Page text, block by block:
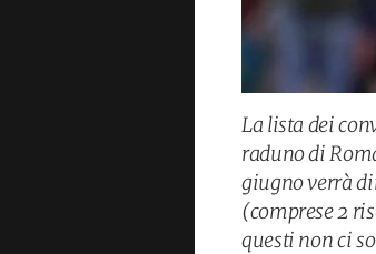
La lista dei
raduno di
giugno verrà
(comprese 2
questi non ci